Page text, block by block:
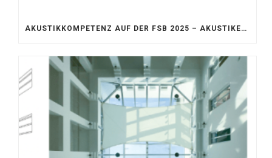
AKUSTIKKOMPETENZ AUF DER FSB 2025 – AKUSTIKELEMENTE FÜR DIE LEBENSRÄUME VON MORGEN